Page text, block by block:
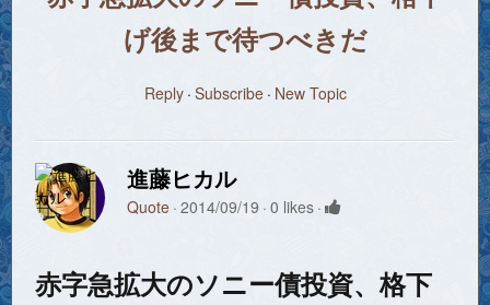
げ後まで待つべきだ
Reply Subscribe New Topic
進藤ヒカル
Quote 2014/09/19 0 likes
赤字急拡大のソニー債投資、格下